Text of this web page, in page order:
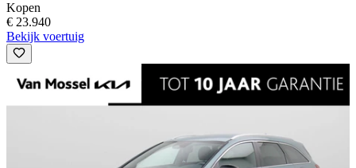
Kopen
€ 23.940
Bekijk voertuig